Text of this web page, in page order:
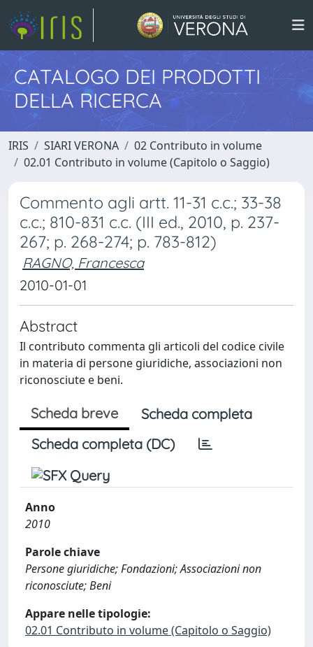
CATALOGO DEI PRODOTTI
DELLA RICERCA
IRIS SIARI VERONA
02 Contributo in volume
02.01 Contributo in volume (Capitolo o Saggio)
Commento agli artt. 11-31 c.c.; 33-38
c.c.; 810-831 c.c. (III ed., 2010, p. 237-
267; p. 268-274; p. 783-812)
RAGNO, Francesca
2010-01-01
Abstract
Il contributo commenta gli articoli del codice civile
in materia di persone giuridiche, associazioni non
riconosciute e beni.
Scheda breve
Scheda completa
Scheda completa (DC)
Anno
2010
Parole chiave
Persone giuridiche; Fondazioni; Associazioni non
riconosciute; Beni
Appare nelle tipologie:
02.01 Contributo in volume (Capitolo o Saggio)